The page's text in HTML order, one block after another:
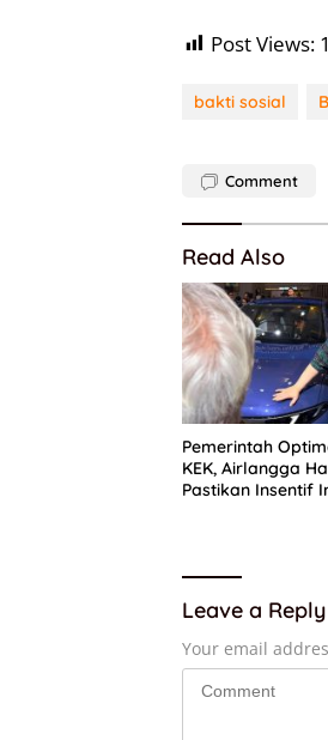
Post Views:
bakti sosial
Comment
Read Also
Pemerintah
KEK, Airlangga
Pastikan Insentif
Leave a Reply
Your email